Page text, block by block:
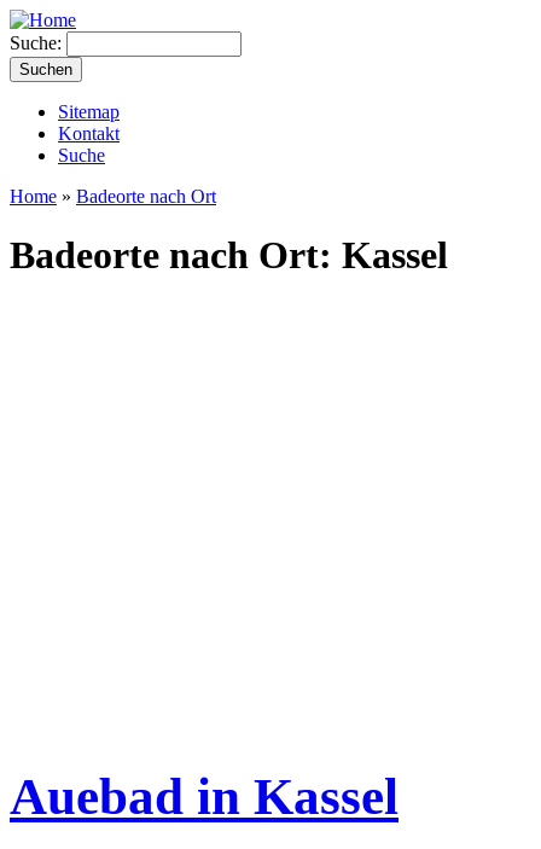
Suche:
Sitemap
Kontakt
Suche
Home » Badeorte nach Ort
Badeorte nach Ort: Kassel
Auebad in Kassel